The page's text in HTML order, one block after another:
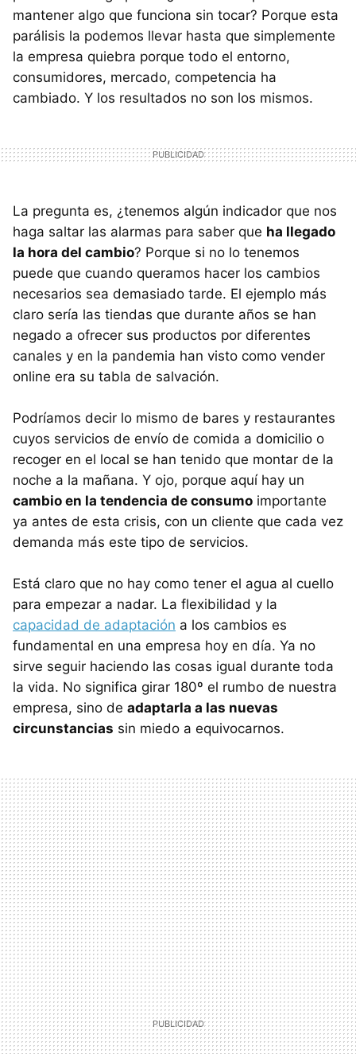
mantener algo que funciona sin tocar? Porque esta
parálisis la podemos llevar hasta que simplemente
la empresa quiebra porque todo el entorno,
consumidores, mercado, competencia ha
cambiado. Y los resultados no son los mismos.
La pregunta es, ¿tenemos algún indicador que nos
haga saltar las alarmas para saber que ha llegado
la hora del cambio? Porque si no lo tenemos
puede que cuando queramos hacer los cambios
necesarios sea demasiado tarde. El ejemplo más
claro sería las tiendas que durante años se han
negado a ofrecer sus productos por diferentes
canales y en la pandemia han visto como vender
online era su tabla de salvación.
Podríamos decir lo mismo de bares y restaurantes
cuyos servicios de envío de comida a domicilio o
recoger en el local se han tenido que montar de la
noche a la mañana. Y ojo, porque aquí hay un
cambio en la tendencia de consumo importante
ya antes de esta crisis, con un cliente que cada vez
demanda más este tipo de servicios.
Está claro que no hay como tener el agua al cuello
para empezar a nadar. La flexibilidad y la
capacidad de adaptación a los cambios es
fundamental en una empresa hoy en día. Ya no
sirve seguir haciendo las cosas igual durante toda
la vida. No significa girar 180º el rumbo de nuestra
empresa, sino de adaptarla a las nuevas
circunstancias sin miedo a equivocarnos.